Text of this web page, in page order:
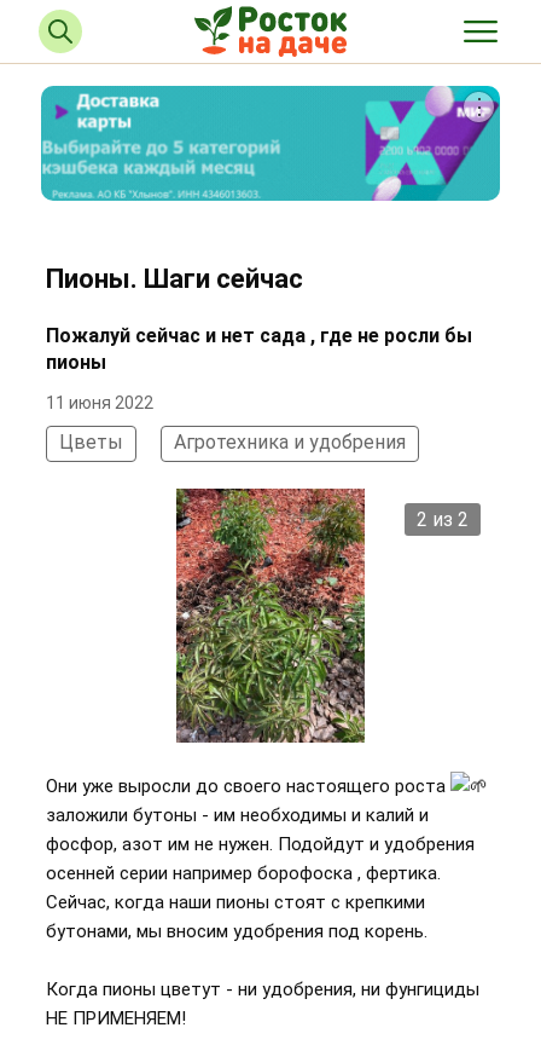
Пионы. Шаги сейчас
Пожалуй сейчас и нет сада , где не росли бы
пионы
11 июня 2022
Цветы Агротехника и удобрения
2 из 2
Они уже выросли до своего настоящего роста
заложили бутоны - им необходимы и калий и
фосфор, азот им не нужен. Подойдут и удобрения
осенней серии например борофоска , фертика.
Сейчас, когда наши пионы стоят с крепкими
бутонами, мы вносим удобрения под корень.
Когда пионы цветут - ни удобрения, ни фунгициды
НЕ ПРИМЕНЯЕМ!